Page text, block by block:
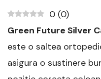
0 (0)
Green Future Silver
este o saltea
asigura o sustinere